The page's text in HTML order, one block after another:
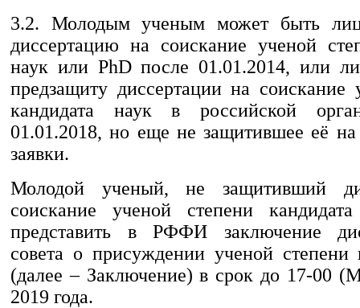
3.2. Молодым ученым может быть
диссертацию на соискание ученой
наук или PhD после 01.01.2014, или
предзащиту диссертации на соискание
кандидата наук в российской
01.01.2018, но еще не защитившее её
заявки.
Молодой ученый, не защитивший
соискание ученой степени
представить в РФФИ заключение
совета о присуждении ученой степени
(далее – Заключение) в срок до 17-00
2019 года.